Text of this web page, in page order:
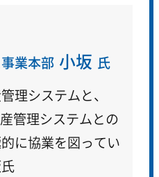
業本部 小坂 氏
理システムと、
管理システムとの
に協業を図ってい